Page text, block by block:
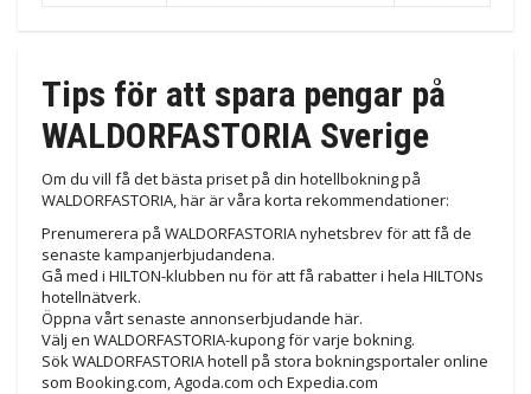
Tips för att spara pengar på
WALDORFASTORIA Sverige
Om du vill få det bästa priset på din hotellbokning på
WALDORFASTORIA, här är våra korta rekommendationer:
Prenumerera på WALDORFASTORIA nyhetsbrev för att få de
senaste kampanjerbjudandena.
Gå med i HILTON-klubben nu för att få rabatter i hela HILTONs
hotellnätverk.
Öppna vårt senaste annonserbjudande här.
Välj en WALDORFASTORIA-kupong för varje bokning.
Sök WALDORFASTORIA hotell på stora bokningsportaler online
som Booking.com, Agoda.com och Expedia.com